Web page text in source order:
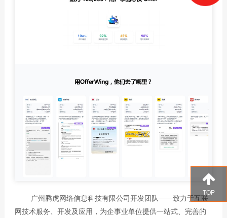
TOP
广州腾虎网络信息科技有限公司开发团队——致力于互联
网技术服务、开发及应用，为企事业单位提供一站式、完善的